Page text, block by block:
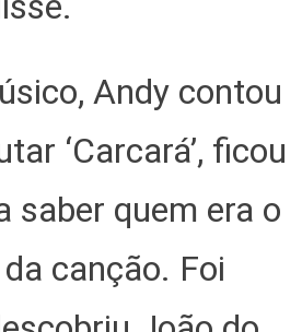
Andy contou
‘Carcará’, ficou
saber quem era o
canção. Foi